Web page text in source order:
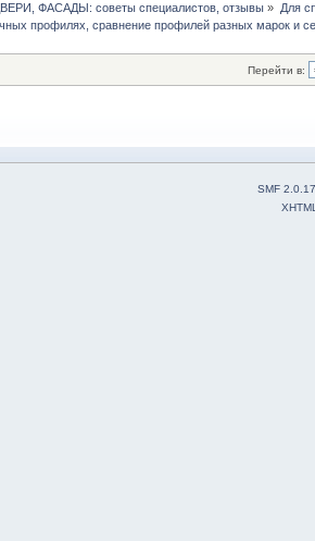
ФАСАДЫ: советы специалистов, отзывы » Для
профилях, сравнение профилей разных марок и
Перейти в:
SMF 2.0.17